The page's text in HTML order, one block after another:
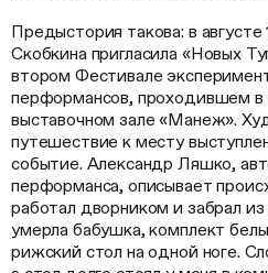
Предыстория такова: в
Скобкина пригласила «Новых
втором Фестивале
перформансов, проходившем в
выставочном зале «Манеж».
путешествие к месту
событие. Александр Ляшко,
перформанса, описывает
работал дворником и забрал
умерла бабушка, комплект
рижский стол на одной ноге.